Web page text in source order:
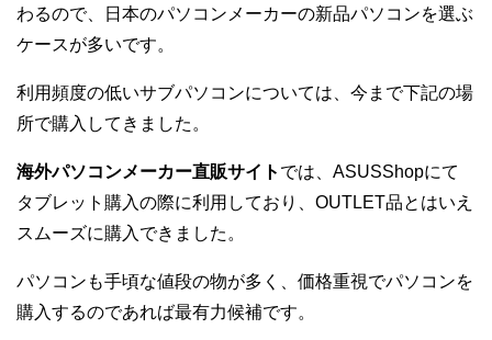
わるので、日本のパソコンメーカーの新品パソコンを選ぶ
ケースが多いです。
利用頻度の低いサブパソコンについては、今まで下記の場
所で購入してきました。
海外パソコンメーカー直販サイト では、ASUSShopにて
タブレット購入の際に利用しており、OUTLET品とはいえ
スムーズに購入できました。
パソコンも手頃な値段の物が多く、価格重視でパソコンを
購入するのであれば最有力候補です。